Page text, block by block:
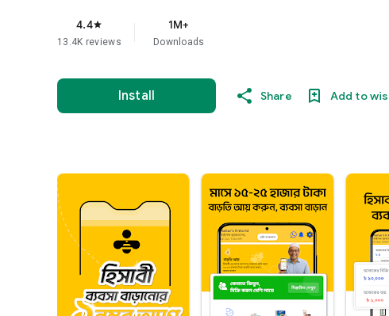
4.4star
13.4K reviews
1M+
Downloads
Install Share Add to